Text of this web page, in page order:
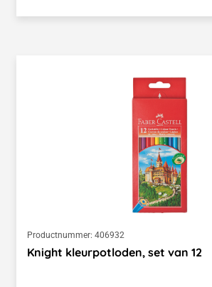
Productnummer: 406932
Knight kleurpotloden, set van 12